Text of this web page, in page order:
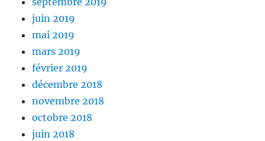
juin 2019
mai 2019
mars 2019
février 2019
décembre 2018
novembre 2018
octobre 2018
juin 2018